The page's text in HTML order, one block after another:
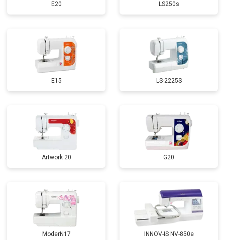
E20 LS250s
E15 LS-2225S
Artwork 20 G20
ModerN17 INNOV-IS NV-850e